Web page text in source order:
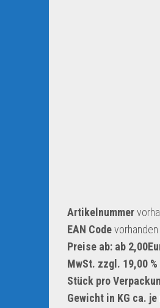
Artikelnummer
EAN Codevorhanden
Preise ab: ab
MwSt. zzgl. 19,00 %
Stück pro
Gewicht in KG ca.